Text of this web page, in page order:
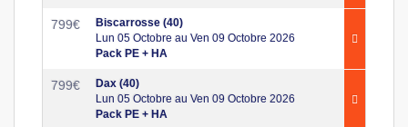
799€
Biscarrosse (40)
Lun 05 Octobre au Ven 09 Octobre 2026
Pack PE + HA
799€
Dax (40)
Lun 05 Octobre au Ven 09 Octobre 2026
Pack PE + HA